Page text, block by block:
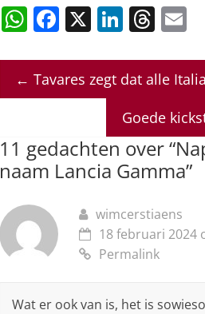
W
at
s
p
p
F
c
e
o
o
X Li
k
e
dI
n
T
re
a
d
s
l
← Tavares zegt dat alle
Goede
11 gedachten over “
naam Lancia Gamma”
wimcerstiaens
18 februari 2024
Permalink
Wat er ook van is, het is